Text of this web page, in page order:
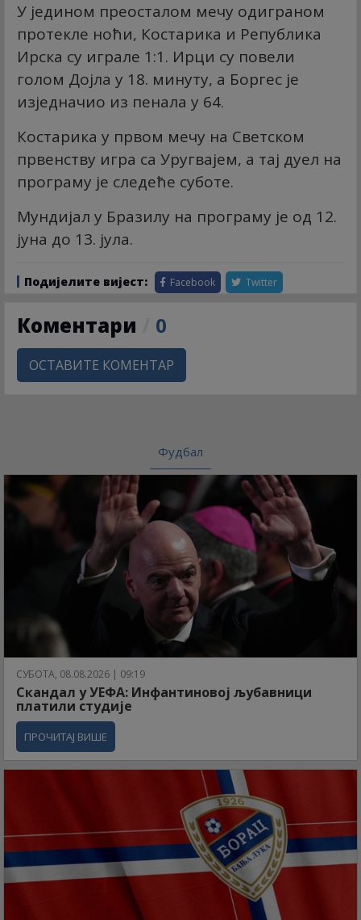
У једином преосталом мечу одиграном
протекле ноћи, Костарика и Република
Ирска су играле 1:1. Ирци су повели
голом Дојла у 18. минуту, а Боргес је
изједначио из пенала у 64.
Костарика у првом мечу на Светском
првенству игра са Уругвајем, а тај дуел на
програму је следеће суботе.
Мундијал у Бразилу на програму је од 12.
јуна до 13. јула.
Подијелите вијест: Facebook Twitter
Коментари 0
ОСТАВИТЕ КОМЕНТАР
Фудбал
СУБОТА, 08.08.2026 | 09:19
Скандал у УЕФА: Инфантиновој љубавници
платили студије
ПРОЧИТАЈ ВИШЕ